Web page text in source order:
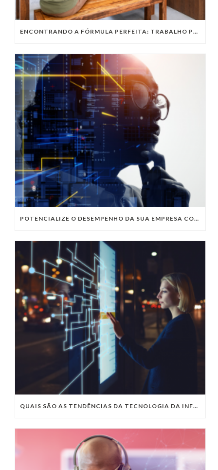
ENCONTRANDO A FÓRMULA PERFEITA: TRABALHO PRESENCIAL, HOME OFFICE OU TRABALHO HÍBRIDO?
POTENCIALIZE O DESEMPENHO DA SUA EMPRESA COM OS SERVIÇOS DE TI DA VIVO VITA
QUAIS SÃO AS TENDÊNCIAS DA TECNOLOGIA DA INFORMAÇÃO PARA 2023?